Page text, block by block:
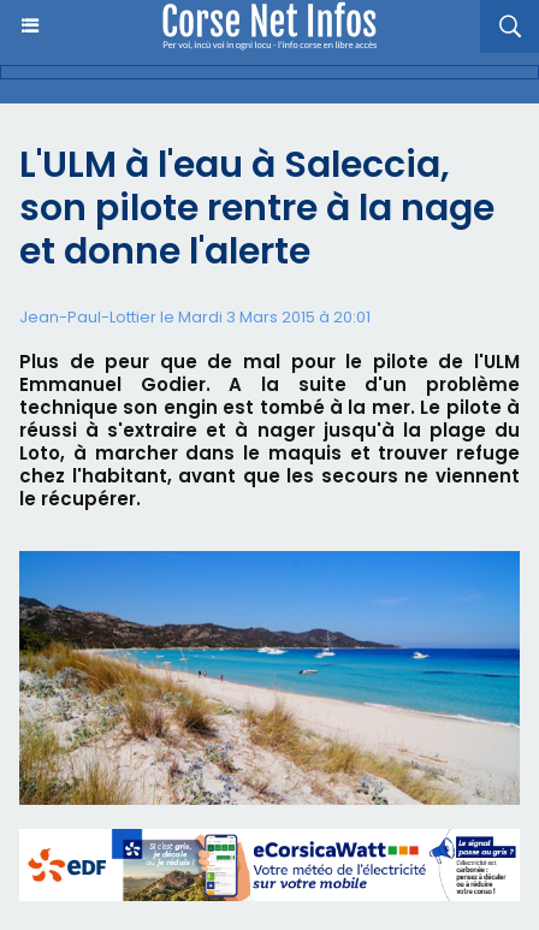
L'ULM à l'eau à Saleccia,
son pilote rentre à la nage
et donne l'alerte
Jean-Paul-Lottier le Mardi 3 Mars 2015 à 20:01
Plus de peur que de mal pour le pilote de l'ULM
Emmanuel Godier. A la suite d'un problème
technique son engin est tombé à la mer. Le pilote à
réussi à s'extraire et à nager jusqu'à la plage du
Loto, à marcher dans le maquis et trouver refuge
chez l'habitant, avant que les secours ne viennent
le récupérer.